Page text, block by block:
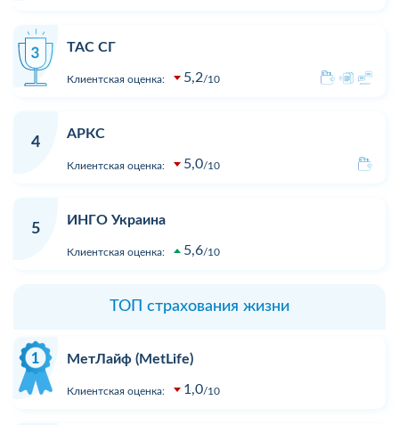
ТАС СГ
Клиентская оценка: 5,2 10
4
АРКС
Клиентская оценка: 5,0 10
5
ИНГО Украина
Клиентская оценка: 5,6 10
ТОП страхования жизни
МетЛайф (MetLife)
Клиентская оценка: 1,0 10